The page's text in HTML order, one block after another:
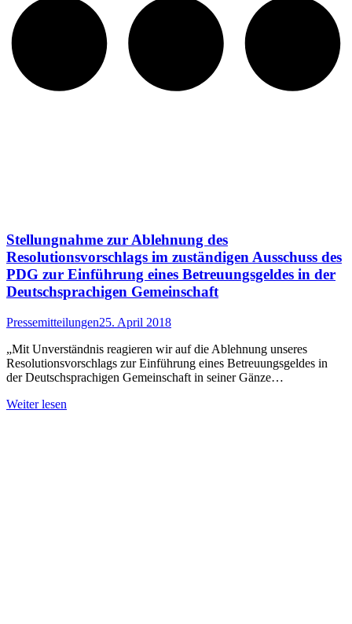
Stellungnahme zur Ablehnung des
Resolutionsvorschlags im zuständigen Ausschuss des
PDG zur Einführung eines Betreuungsgeldes in der
Deutschsprachigen Gemeinschaft
Pressemitteilungen25. April 2018
„Mit Unverständnis reagieren wir auf die Ablehnung unseres
Resolutionsvorschlags zur Einführung eines Betreuungsgeldes in
der Deutschsprachigen Gemeinschaft in seiner Gänze…
Weiter lesen